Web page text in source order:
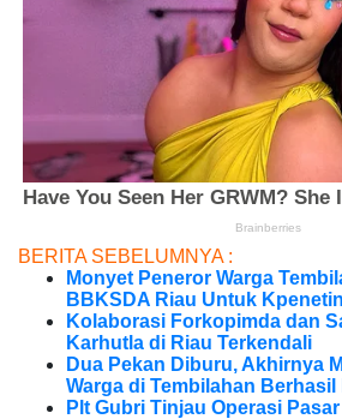
BERITA SEBELUMNYA :
Monyet Peneror Warga
BBKSDA Riau Untuk
Kolaborasi Forkopimda dan
Karhutla di Riau Terkendali
Dua Pekan Diburu, Akhirnya
Warga di Tembilahan
Plt Gubri Tinjau Operasi